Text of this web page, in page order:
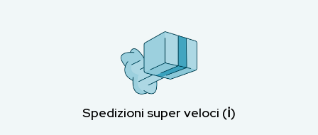
Spedizioni super veloci (ℹ︎)